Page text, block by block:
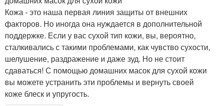
Кожа - это наша первая линия защиты от внешних
факторов. Но иногда она нуждается в дополнительной
поддержке. Если у вас сухой тип кожи, вы, вероятно,
сталкивались с такими проблемами, как чувство сухости,
шелушение, раздражение и даже зуд. Но не стоит
сдаваться! С помощью домашних масок для сухой кожи
вы можете устранить эти проблемы и вернуть своей
коже блеск и упругость.